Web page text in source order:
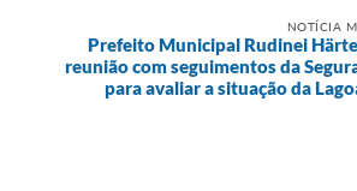
NOTÍCIA
Prefeito Municipal Rudinei
reunião com seguimentos da
para avaliar a situação da